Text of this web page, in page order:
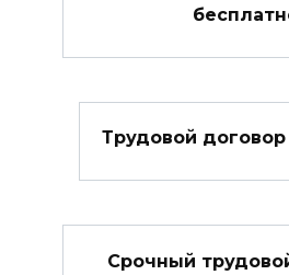
Трудовой договор
Cрочный